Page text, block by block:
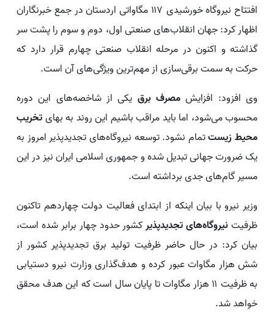
افتتاح نیروگاه خورشیدی ۱۱۷ مگاواتی اردستان در جمع خبرنگاران
اظهار کرد: جهان انقلاب‌های صنعتی اول، دوم و سوم را پشت سر
گذاشته و اکنون در مرحله انقلاب صنعتی چهارم قرار دارد که
حرکت به سمت برقی‌سازی از مهم‌ترین ویژگی‌های آن است.
وی افزود: افزایش مصرف برق یکی از شاخصه‌های این دوره
محسوب می‌شود، اما باید مراقب باشیم این روند به بهایتخریب
محیط زیستتمام نشود. توسعه نیروگاه‌های تجدیدپذیر امروز به
یک ضرورت جهانی تبدیل شده و جمهوری اسلامی ایران نیز در این
مسیر گام‌های جدی برداشته است.
وزیر نیرو با بیان اینکه از ابتدای فعالیت دولت چهاردهم تاکنون
ظرفیتنیروگاه‌های تجدیدپذیرکشور حدود چهار برابر شده است،
بیان کرد: در حال حاضر ظرفیت تولید برق تجدیدپذیر کشور از
شش هزار مگاوات عبور کرده و هدف‌گذاری وزارت نیرو دستیابی
به ظرفیت ۱۱ هزار مگاوات تا پایان سال است که این هدف محقق
خواهد شد.